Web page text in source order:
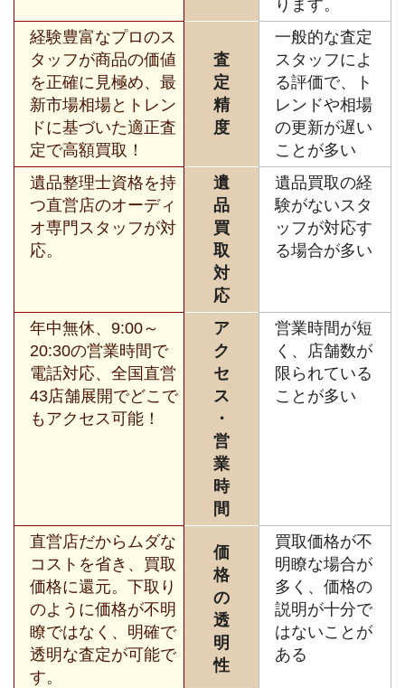
ります。
経験豊富なプロのス
タッフが商品の価値
を正確に見極め、最
新市場相場とトレン
ドに基づいた適正査
定で高額買取！
査
定
精
度
一般的な査定
スタッフによ
る評価で、ト
レンドや相場
の更新が遅い
ことが多い
遺品整理士資格を持
つ直営店のオーディ
オ専門スタッフが対
応。
遺
品
買
取
対
応
遺品買取の経
験がないスタ
ッフが対応す
る場合が多い
年中無休、9:00～
20:30の営業時間で
電話対応、全国直営
43店舗展開でどこで
もアクセス可能！
ア
ク
セ
ス
・
営
業
時
間
営業時間が短
く、店舗数が
限られている
ことが多い
直営店だからムダな
コストを省き、買取
価格に還元。下取り
のように価格が不明
瞭ではなく、明確で
透明な査定が可能で
す。
価
格
の
透
明
性
買取価格が不
明瞭な場合が
多く、価格の
説明が十分で
はないことが
ある